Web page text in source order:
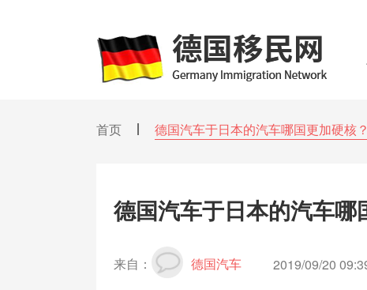
首页 德国汽车于日本的汽车哪国更加硬核？
德国汽车于日本的汽车哪
来自： 德国汽车 2019/09/20